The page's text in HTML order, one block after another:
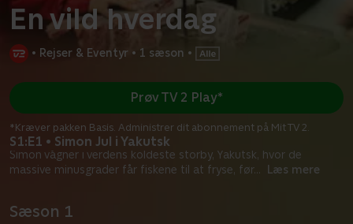
En vild hverdag
• Rejser & Eventyr • 1 sæson •
S1:E1 • Simon Jul i Yakutsk
Simon vågner i verdens koldeste storby, Yakutsk, hvor de
massive minusgrader får fiskene til at fryse, før... Læs mere
Prøv TV 2 Play*
*Kræver pakken Basis. Administrer dit abonnement på Mit TV 2.
Sæson 1